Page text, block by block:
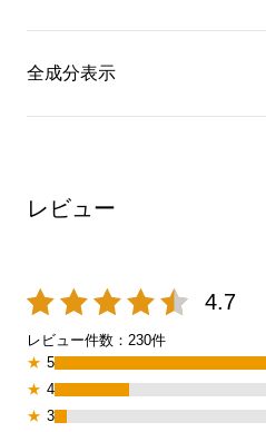
全成分表示
レビュー
4.7
レビュー件数： 230件
★ 5
★ 4
★ 3